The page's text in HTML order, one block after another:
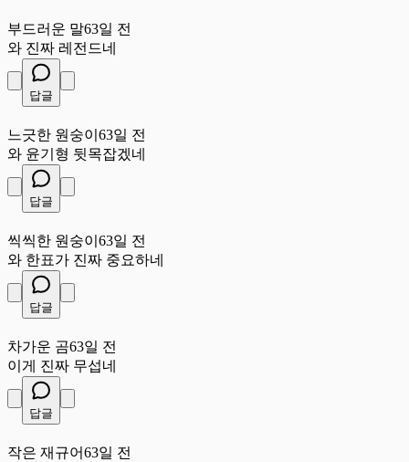
부드러운 말63일 전
와 진짜 레전드네
답글
느긋한 원숭이 63일 전
와 윤기형 뒷목잡겠네
답글
씩씩한 원숭이 63일 전
와 한표가 진짜 중요하네
답글
차가운 곰63일 전
이게 진짜 무섭네
답글
작은 재규어63일 전